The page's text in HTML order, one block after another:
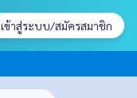
เข้าสู่ระบบ/สมัครสมาชิก